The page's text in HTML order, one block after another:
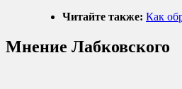
Читайте также: Как
Мнение Лабковского